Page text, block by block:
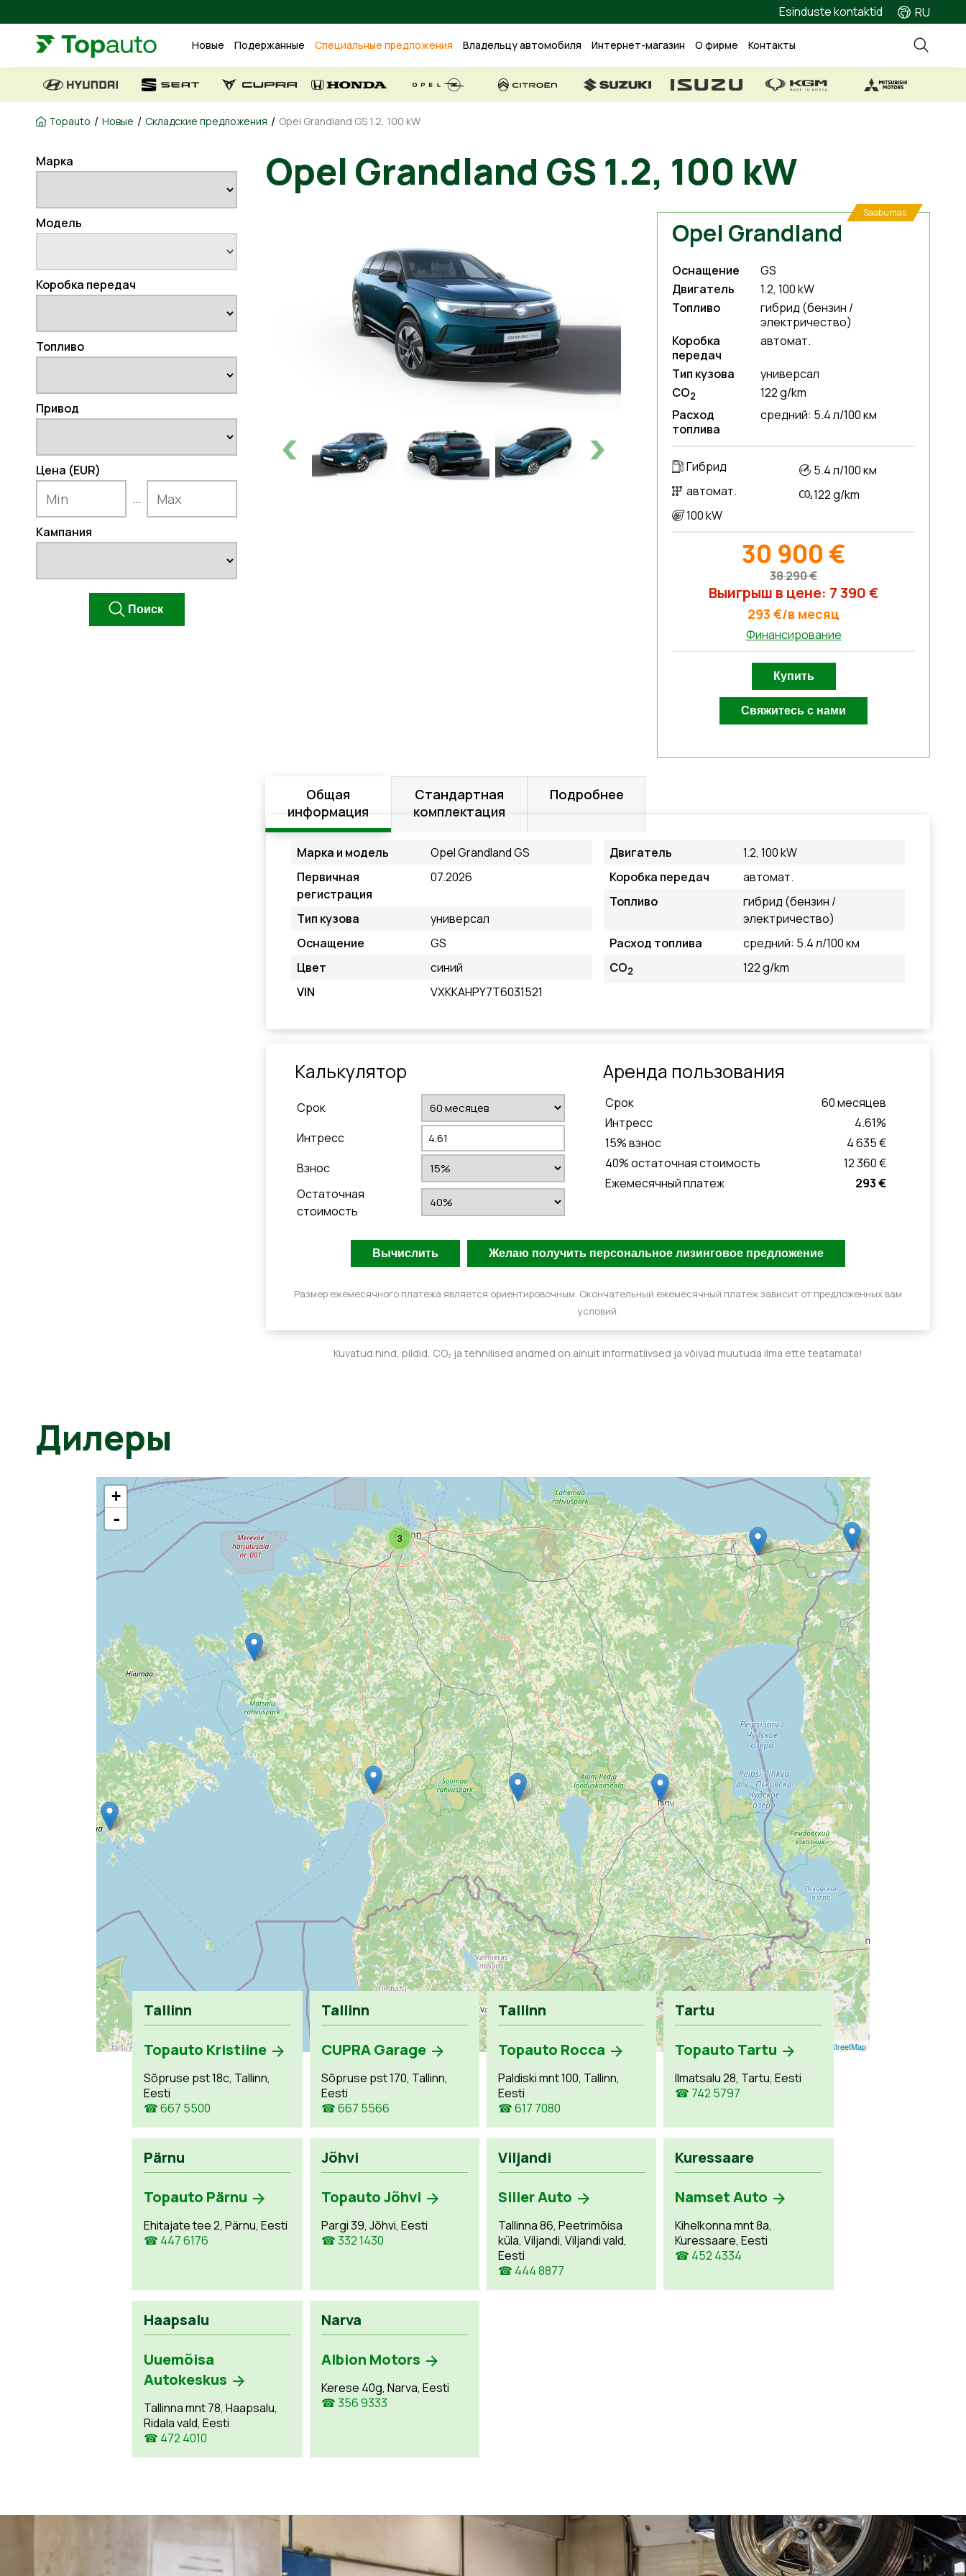
Esinduste kontaktid RU
Новые Подержанные Специальные предложения Владельцу автомобиля Интернет-магазин О фирме Контакты
Topauto / Новые / Складские предложения / Opel Grandland GS 1.2, 100 kW
Марка
Модель
Коробка передач
Топливо
Привод
Цена (EUR)
...
Кампания
Opel Grandland GS 1.2, 100 kW
Opel Grandland
Saabumas
Оснащение
GS
Двигатель
1.2, 100 kW
Топливо
гибрид (бензин /
электричество)
Коробка
передач
автомат.
Тип кузова
универсал
CO2
122 g/km
Расход
топлива
средний: 5.4 л/100 км
Гибрид
автомат.
100 kW
5.4 л/100 км
122 g/km
30 900 €
38 290 €
Выигрыш в цене: 7 390 €
293 €/в месяц
Финансирование
Общая
информация
Стандартная
комплектация
Подробнее
Марка и модель
Opel Grandland GS
Первичная
регистрация
07.2026
Тип кузова
универсал
Оснащение
GS
Цвет
синий
VIN
VXKKAHPY7T6031521
Двигатель
1.2, 100 kW
Коробка передач
автомат.
Топливо
гибрид (бензин /
электричество)
Расход топлива
средний: 5.4 л/100 км
CO2 122 g/km
Калькулятор
Cрок
Интресс
Взнос
Остаточная
стоимость
Aренда пользования
Cрок 60месяцeв
Интресс
4.61%
15% взнос
4 635 €
40% остаточная стоимость
12 360 €
Ежемесячный платеж
293 €
Размер ежемесячного платежа является ориентировочным. Окончательный ежемесячный платеж зависит от предложенных вам
условий.
Kuvatud hind, pildid, CO₂ ja tehnilised andmed on ainult informatiivsed ja võivad muutuda ilma ette teatamata!
Дилеры
3
+
-
Leaflet OpenStreetMap
Tallinn
Topauto Kristiine
Sõpruse pst 18c, Tallinn,
Eesti
☎ 667 5500
Tallinn
CUPRA Garage
Sõpruse pst 170, Tallinn,
Eesti
☎ 667 5566
Tallinn
Topauto Rocca
Paldiski mnt 100, Tallinn,
Eesti
☎ 617 7080
Tartu
Topauto Tartu
Ilmatsalu 28, Tartu, Eesti
☎ 742 5797
Pärnu
Topauto Pärnu
Ehitajate tee 2, Pärnu, Eesti
☎ 447 6176
Jõhvi
Topauto Jõhvi
Pargi 39, Jõhvi, Eesti
☎ 332 1430
Viljandi
Siller Auto
Tallinna 86, Peetrimõisa
küla, Viljandi, Viljandi vald,
Eesti
☎ 444 8877
Kuressaare
Namset Auto
Kihelkonna mnt 8a,
Kuressaare, Eesti
☎ 452 4334
Haapsalu
Uuemõisa
Autokeskus
Tallinna mnt 78, Haapsalu,
Ridala vald, Eesti
☎ 472 4010
Narva
Albion Motors
Kerese 40g, Narva, Eesti
☎ 356 9333